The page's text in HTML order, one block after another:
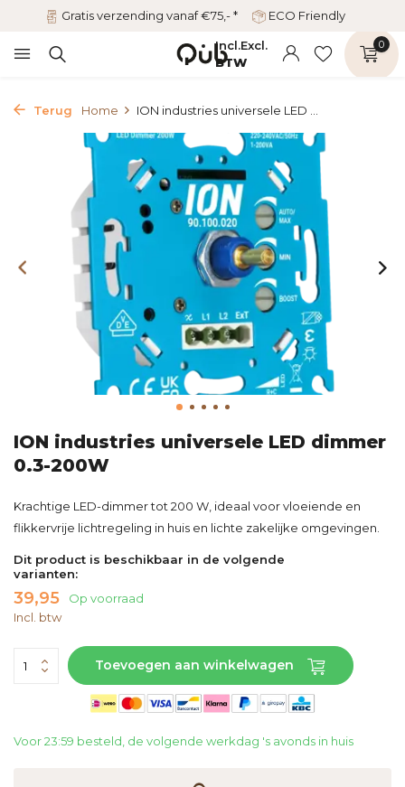
Gratis verzending vanaf €75,- * ECO Friendly
Incl.Excl.
BTW
0
Terug Home ION industries universele LED ...
ION industries universele LED dimmer
0.3-200W
Krachtige LED-dimmer tot 200 W, ideaal voor vloeiende en
flikkervrije lichtregeling in huis en lichte zakelijke omgevingen.
Dit product is beschikbaar in de volgende
varianten:
39,95
Op voorraad
Incl. btw
Toevoegen aan winkelwagen
Voor 23:59 besteld, de volgende werkdag 's avonds in huis